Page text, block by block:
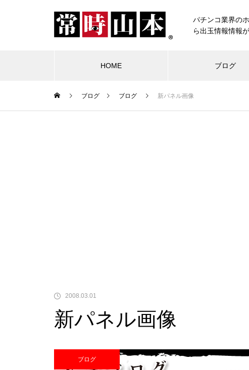
パチンコ業界の
ら出玉情報情報
HOME ブログ
ブログ 常時山本 物件視察
ブログ ブログ 新パネル画像
2008.03.01
新パネル画像
ブログ